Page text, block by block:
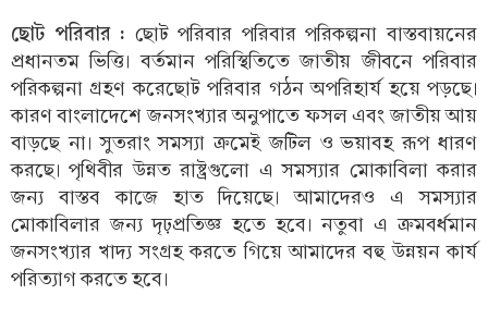
ছোট পরিবার : ছোট পরিবার পরিবার পরিকল্পনা বাস্তবায়নের
প্রধানতম ভিত্তি। বর্তমান পরিস্থিতিতে জাতীয় জীবনে পরিবার
পরিকল্পনা গ্রহণ করেছোট পরিবার গঠন অপরিহার্য হয়ে পড়ছে।
কারণ বাংলাদেশে জনসংখ্যার অনুপাতে ফসল এবং জাতীয় আয়
বাড়ছে না। সুতরাং সমস্যা ক্রমেই জটিল ও ভয়াবহ রূপ ধারণ
করছে। পৃথিবীর উন্নত রাষ্ট্রগুলো এ সমস্যার মোকাবিলা করার
জন্য বাস্তব কাজে হাত দিয়েছে। আমাদেরও এ সমস্যার
মোকাবিলার জন্য দৃঢ়প্রতিজ্ঞ হতে হবে। নতুবা এ ক্রমবর্ধমান
জনসংখ্যার খাদ্য সংগ্রহ করতে গিয়ে আমাদের বহু উন্নয়ন কার্য
পরিত্যাগ করতে হবে।